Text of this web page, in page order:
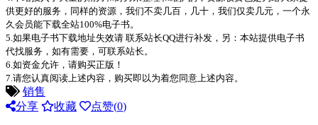
供更好的服务，同样的资源，我们不卖几百，几十，我们仅卖几元，一个永
久会员能下载全站100%电子书。
5.如果电子书下载地址失效请 联系站长QQ进行补发，另：本站提供电子书
代找服务，如有需要，可联系站长。
6.如资金允许，请购买正版！
7.请您认真阅读上述内容，购买即以为着您同意上述内容。
销售
分享
收藏 点赞(0)